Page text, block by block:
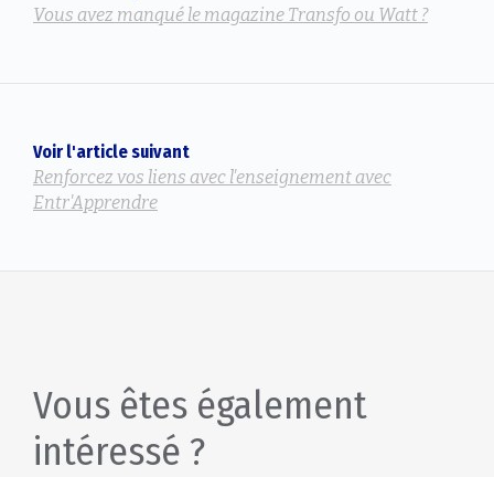
Vous avez manqué le magazine Transfo ou Watt ?
Voir l'article suivant
Renforcez vos liens avec l'enseignement avec
Entr'Apprendre
Vous êtes également
intéressé ?